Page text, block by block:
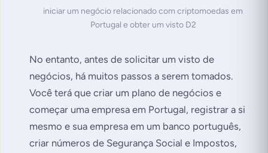
iniciar um negócio relacionado com criptomoedas em
Portugal e obter um visto D2
No entanto, antes de solicitar um visto de
negócios, há muitos passos a serem tomados.
Você terá que criar um plano de negócios e
começar uma empresa em Portugal, registrar a si
mesmo e sua empresa em um banco português,
criar números de Segurança Social e Impostos,